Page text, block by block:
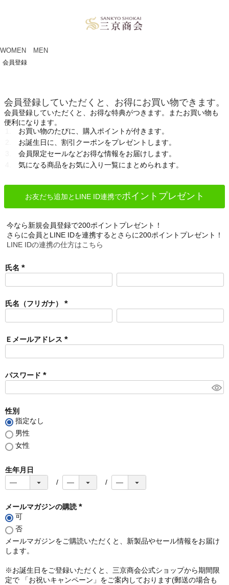
WOMEN MEN
会員登録
会員登録していただくと、お得にお買い物できます。
会員登録していただくと、お得な特典がつきます。またお買い物も
便利になります。
お買い物のたびに、購入ポイントが付きます。
お誕生日に、割引クーポンをプレゼントします。
会員限定セールなどお得な情報をお届けします。
気になる商品をお気に入り一覧にまとめられます。
お友だち追加とLINE ID連携でポイントプレゼント
今なら新規会員登録で200ポイントプレゼント！
さらに会員とLINE IDを連携するとさらに200ポイントプレゼント！
LINE IDの連携の仕方はこちら
氏名
必
氏名（フリガナ）
必
Ｅメールアドレス
必
パスワード
必
性別
指定なし
男性
女性
生年月日
メールマガジンの購読
須
)
可
否
メールマガジンをご購読いただくと、新製品やセール情報をお届け
します。
※お誕生日をご登録いただくと、三京商会公式ショップから期間限
定で 「お祝いキャンペーン」をご案内しております(郵送の場合も